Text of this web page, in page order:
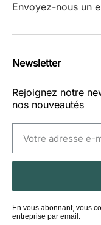
Envoyez-nous un
Newsletter
Rejoignez notre
nos nouveautés
En vous abonnant, vous
entreprise par email.